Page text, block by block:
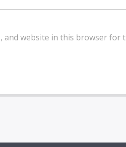
and website in this browser for